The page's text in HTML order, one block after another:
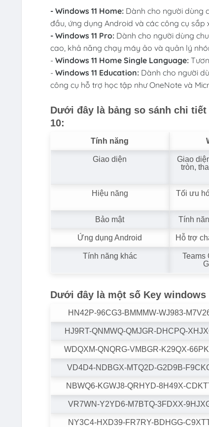
- Windows 11 Home:Dành cho người dùng
đầu, ứng dụng Android và các công cụ sắp
- Windows 11 Pro:Dành cho người dùng
cao, khả năng chạy máy ảo và quản lý
- Windows 11 Home Single Language:
- Windows 11 Education:Dành cho người
công cụ hỗ trợ học tập như OneNote và
Dưới đây là bảng so sánh chi
10:
Tính năng
Giao diện
Giao
tròn,
Hiệu năng
Tối ưu
Bảo mật Tính
Ứng dụng Android Hỗ trợ
Tính năng khác
Teams
Dưới đây là một số Key windows
HN42P-96CG3-BMMMW-WJ983-
HJ9RT-QNMWQ-QMJGR-DHCPQ-
WDQXM-QNQRG-VMBGR-K29QX-
VD4D4-NDBGX-MTQ2D-G2D9B-
NBWQ6-KGWJ8-QRHYD-8H49X-
VR7WN-Y2YD6-M7BTQ-3FDXX-
NY3C4-HXD39-FR7RY-BDHGG-